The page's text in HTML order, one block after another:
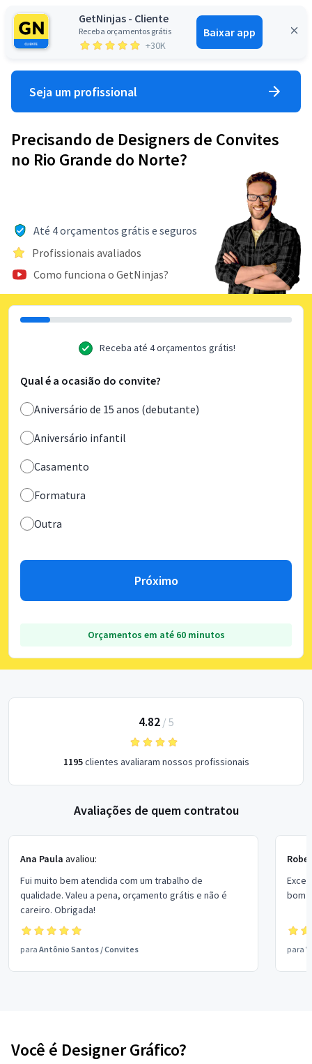
GetNinjas - Cliente
Receba orçamentos grátis
+30K
Baixar app
Entrar
Seja um profissional
Precisando de Designers de Convites
no Rio Grande do Norte?
Até 4 orçamentos grátis e seguros
Profissionais avaliados
Como funciona o GetNinjas?
Receba até 4 orçamentos grátis!
Qual é a ocasião do convite?
Aniversário de 15 anos (debutante)
Aniversário infantil
Casamento
Formatura
Outra
Próximo
Orçamentos em até 60 minutos
4.82/ 5
1195clientes avaliaram nossos profissionais
Avaliações de quem contratou
Ana Paula avaliou:
Fui muito bem atendida com um trabalho de
qualidade. Valeu a pena, orçamento grátis e não é
careiro. Obrigada!
para Antônio Santos /Convites
bom
para
Você é Designer Gráfico?